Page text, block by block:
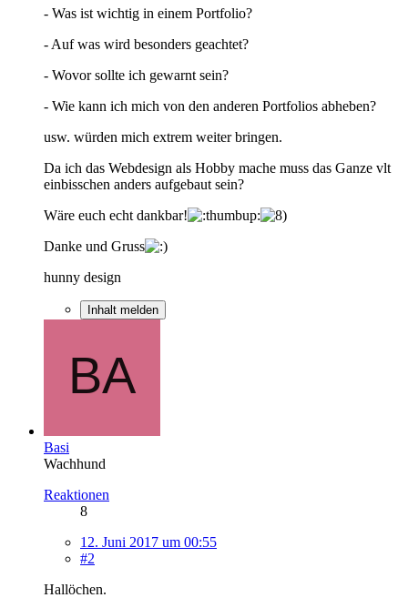
- Was ist wichtig in einem Portfolio?
- Auf was wird besonders geachtet?
- Wovor sollte ich gewarnt sein?
- Wie kann ich mich von den anderen Portfolios abheben?
usw. würden mich extrem weiter bringen.
Da ich das Webdesign als Hobby mache muss das Ganze vlt
einbisschen anders aufgebaut sein?
Wäre euch echt dankbar!
Danke und Gruss
hunny design
Inhalt melden
Basi
Wachhund
Reaktionen
8
12. Juni 2017 um 00:55
#2
Hallöchen.